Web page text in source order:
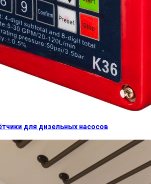
для дизельных насосов